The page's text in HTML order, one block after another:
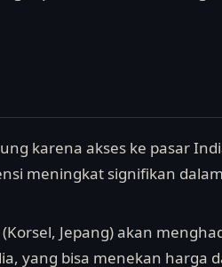
karena akses ke pasar
meningkat signifikan
Jepang) akan
yang bisa menekan harga